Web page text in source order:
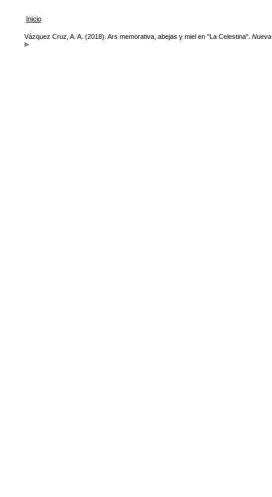
Inicio
Vázquez Cruz, A. A. (2018). Ars memorativa, abejas y miel en "La Celestina".